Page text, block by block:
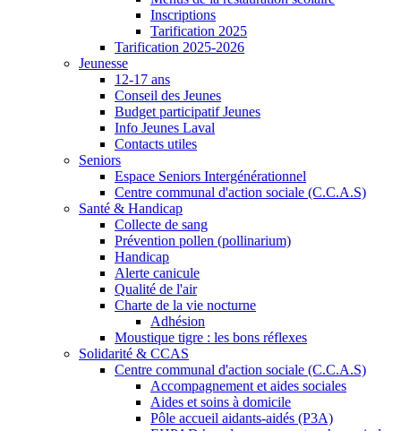
Inscriptions
Tarification 2025
Tarification 2025-2026
Jeunesse
12-17 ans
Conseil des Jeunes
Budget participatif Jeunes
Info Jeunes Laval
Contacts utiles
Seniors
Espace Seniors Intergénérationnel
Centre communal d'action sociale (C.C.A.S)
Santé & Handicap
Collecte de sang
Prévention pollen (pollinarium)
Handicap
Alerte canicule
Qualité de l'air
Charte de la vie nocturne
Adhésion
Moustique tigre : les bons réflexes
Solidarité & CCAS
Centre communal d'action sociale (C.C.A.S)
Accompagnement et aides sociales
Aides et soins à domicile
Pôle accueil aidants-aidés (P3A)